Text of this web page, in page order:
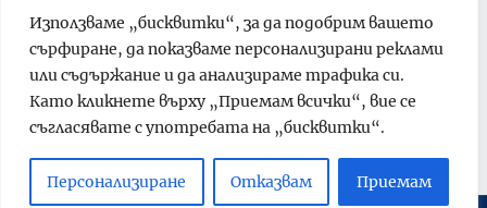
Използваме „бисквитки“, за да подобрим вашето
сърфиране, да показваме персонализирани реклами
или съдържание и да анализираме трафика си.
Като кликнете върху „Приемам всички“, вие се
съгласявате с употребата на „бисквитки“.
Персонализиране Отказвам Приемам
МВА ПРОГРАМИ
UP↑